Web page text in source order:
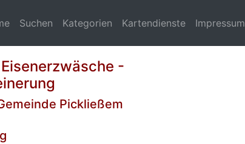
Suchen Kategorien Kartendienste Impressum
-
Pickließem